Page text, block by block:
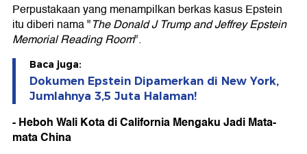
Perpustakaan yang menampilkan berkas kasus Epstein
itu diberi nama "The Donald J Trump and Jeffrey Epstein
Memorial Reading Room".
Baca juga:
Dokumen Epstein Dipamerkan di New York,
Jumlahnya 3,5 Juta Halaman!
- Heboh Wali Kota di California Mengaku Jadi Mata-
mata China